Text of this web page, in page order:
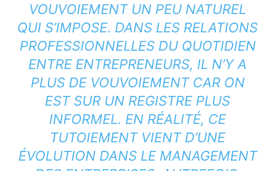
VOUVOIEMENT UN PEU NATUREL
QUI S’IMPOSE. DANS LES RELATIONS
PROFESSIONNELLES DU QUOTIDIEN
ENTRE ENTREPRENEURS, IL N’Y A
PLUS DE VOUVOIEMENT CAR ON
EST SUR UN REGISTRE PLUS
INFORMEL. EN RÉALITÉ, CE
TUTOIEMENT VIENT D’UNE
ÉVOLUTION DANS LE MANAGEMENT